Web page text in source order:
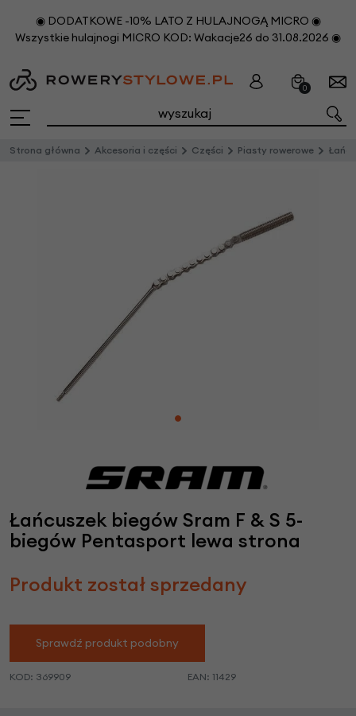
◉ DODATKOWE -10% LATO Z HULAJNOGĄ MICRO ◉
Wszystkie hulajnogi MICRO KOD: Wakacje26 do 31.08.2026 ◉
0
Strona główna Akcesoria i części Części Piasty rowerowe
Łańcuszek biegów Sram F & S 5-
biegów Pentasport lewa strona
Produkt został sprzedany
Sprawdź produkt podobny
KOD: 369909 EAN: 11429